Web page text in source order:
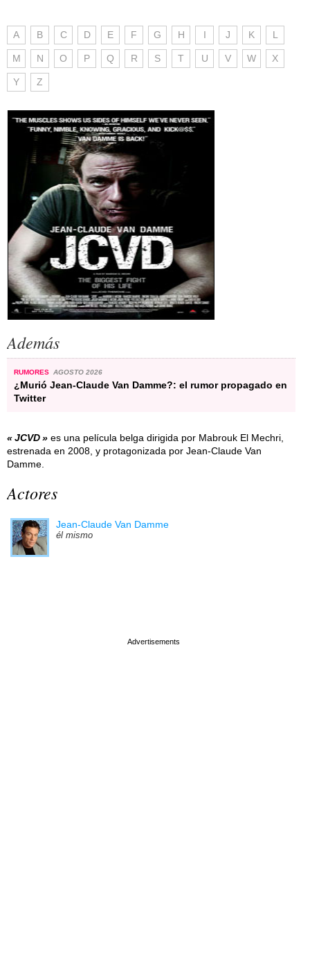
A B C D E F G H I J K L
M N O P Q R S T U V W X
Y Z
Además
RUMORES AGOSTO 2026
¿Murió Jean-Claude Van Damme?: el rumor propagado en
Twitter
JCVD
es una película belga dirigida por Mabrouk El Mechri,
estrenada en 2008, y protagonizada por Jean-Claude Van
Damme.
Actores
Jean-Claude Van Damme
él mismo